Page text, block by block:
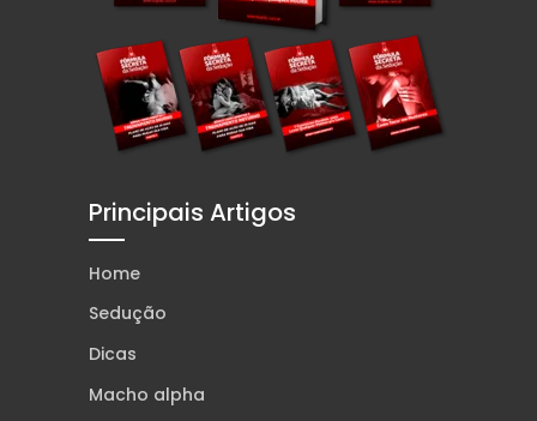
Principais Artigos
Home
Sedução
Dicas
Macho alpha